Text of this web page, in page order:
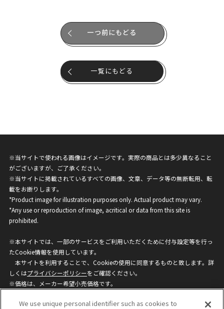
一つ前にもどる
一覧にもどる
※当サイトで使われる画像はイメージです。実際の商品とは多少異なること
がございますが、ご了承ください。
※当サイトに掲載されているすべての画像、文章、データ等の無断転用、転
載をお断りします。
*Product image for illustration purposes only. Actual product may vary.
*Any use or reproduction of image, acritical or data from this site is
prohibited.
※本サイトでは、一部のサービスをご利用いただくために付与設定等を行っ
たCookie情報を使用しています。
本サイトを利用することで、Cookieの使用に同意するものと致します。詳
しくはプライバシーポリシーをご確認ください。
※価格は、メーカー希望小売価格です。
ざいますのでご了承ください。
We use unique personal identifier such as cookies to